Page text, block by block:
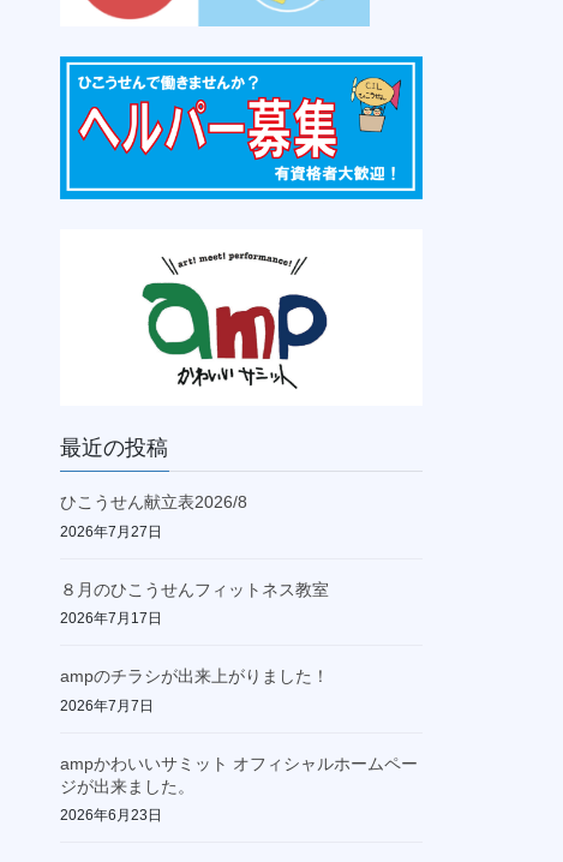
最近の投稿
ひこうせん献立表2026/8
2026年7月27日
８月のひこうせんフィットネス教室
2026年7月17日
ampのチラシが出来上がりました！
2026年7月7日
ampかわいいサミット オフィシャルホームペー
ジが出来ました。
2026年6月23日